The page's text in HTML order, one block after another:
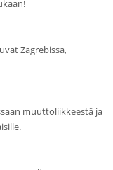
Zagrebissa,
muuttoliikkeestä ja